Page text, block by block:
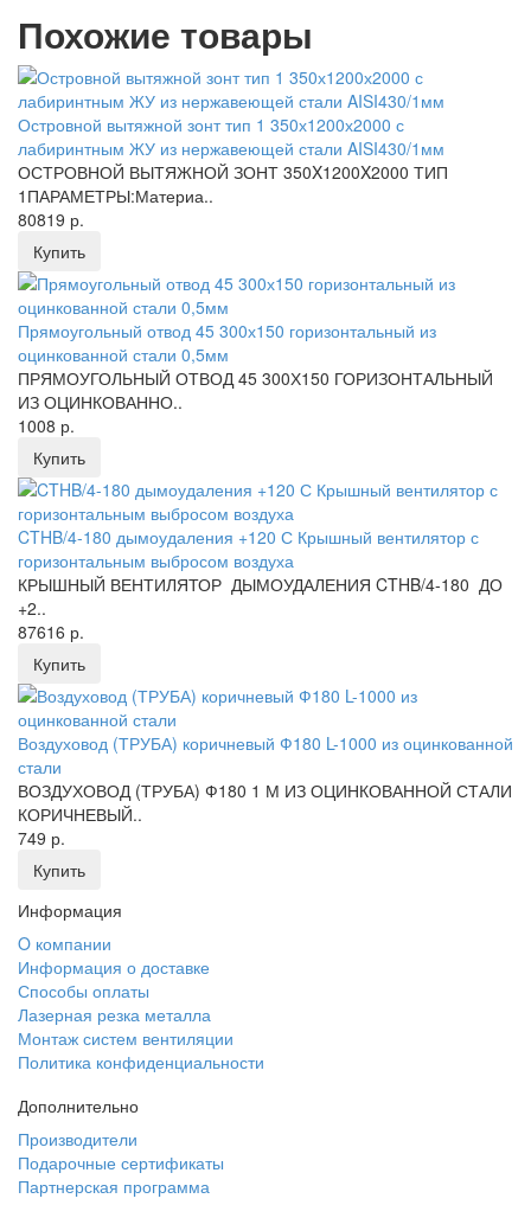
Похожие товары
Островной вытяжной зонт тип 1 350х1200х2000 с
лабиринтным ЖУ из нержавеющей стали AISI430/1мм
ОСТРОВНОЙ ВЫТЯЖНОЙ ЗОНТ 350X1200X2000 ТИП
1ПАРАМЕТРЫ:Материа..
80819 р.
Купить
Прямоугольный отвод 45 300х150 горизонтальный из
оцинкованной стали 0,5мм
ПРЯМОУГОЛЬНЫЙ ОТВОД 45 300Х150 ГОРИЗОНТАЛЬНЫЙ
ИЗ ОЦИНКОВАННО..
1008 р.
Купить
CTHB/4-180 дымоудаления +120 С Крышный вентилятор с
горизонтальным выбросом воздуха
КРЫШНЫЙ ВЕНТИЛЯТОР ДЫМОУДАЛЕНИЯ CTHB/4-180 ДО
+2..
87616 р.
Купить
Воздуховод (ТРУБА) коричневый Ф180 L-1000 из оцинкованной
стали
ВОЗДУХОВОД (ТРУБА) Ф180 1 М ИЗ ОЦИНКОВАННОЙ СТАЛИ
КОРИЧНЕВЫЙ..
749 р.
Купить
Информация
O компании
Информация о доставке
Способы оплаты
Лазерная резка металла
Монтаж систем вентиляции
Политика конфиденциальности
Дополнительно
Производители
Подарочные сертификаты
Партнерская программа